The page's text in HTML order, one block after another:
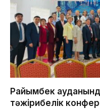
Райымбек
тәжірибелік